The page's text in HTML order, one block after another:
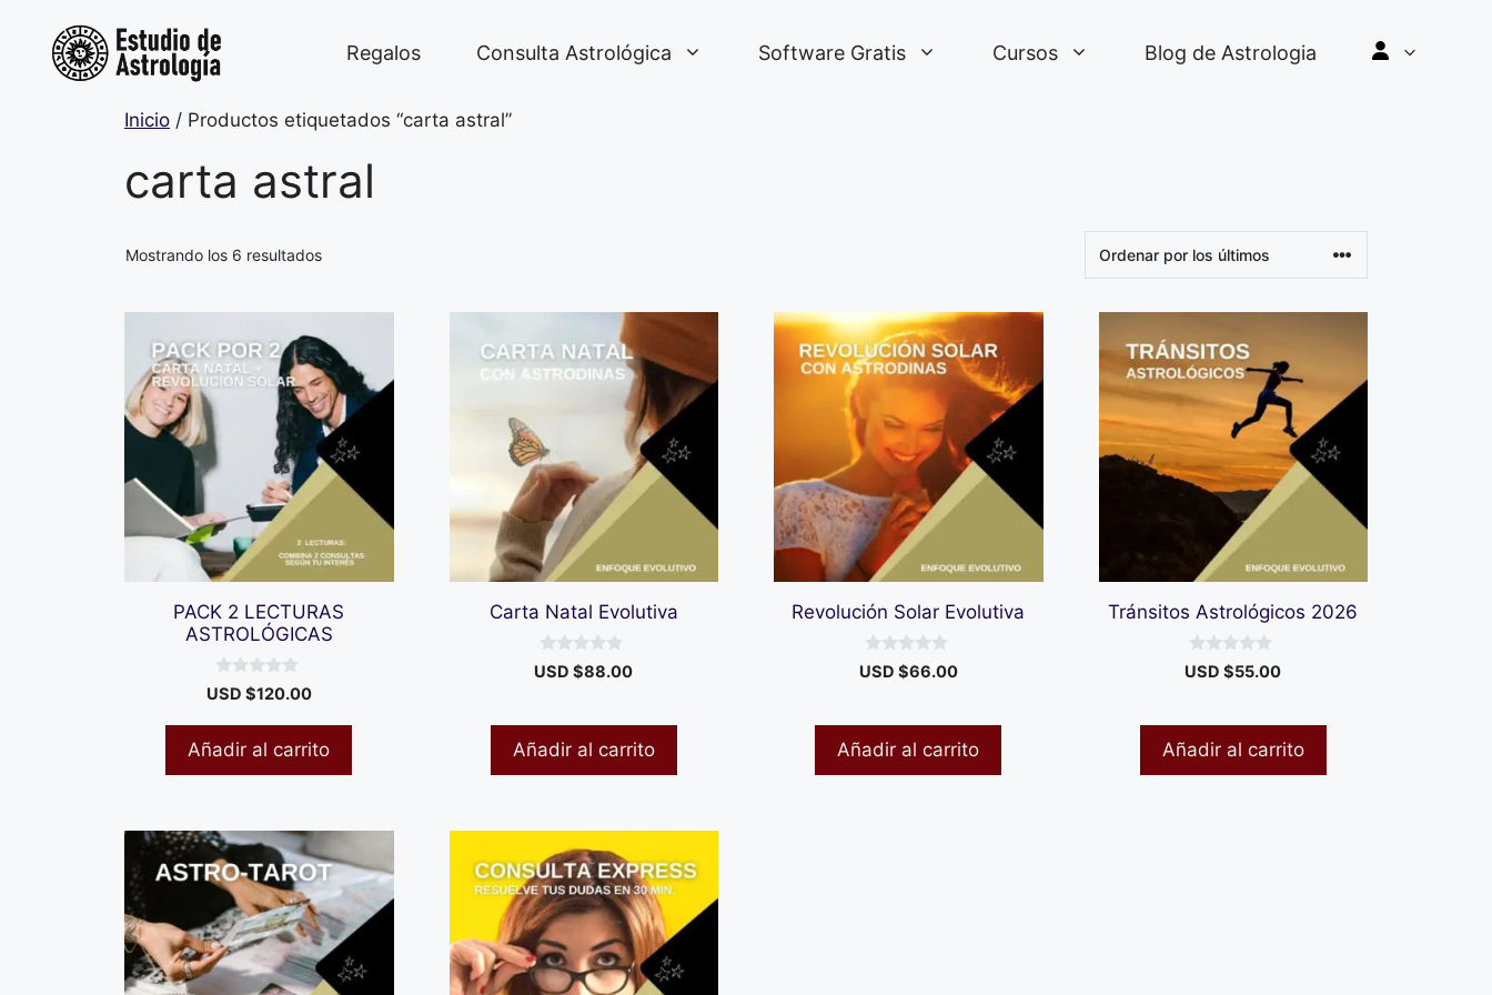
contenido
Regalos Consulta Astrológica Software Gratis Cursos Blog de Astrologia
Inicio / Productos etiquetados “carta astral”
carta astral
Mostrando los 6 resultadosOrdenado
PACK 2 LECTURAS
ASTROLÓGICAS
0
d
USD $120.00
Añadir al carrito
Carta Natal Evolutiva
0
d
USD $88.00
Añadir al carrito
Revolución Solar Evolutiva
0
d
USD $66.00
Añadir al carrito
Tránsitos Astrológicos 2026
0
d
USD $55.00
Añadir al carrito